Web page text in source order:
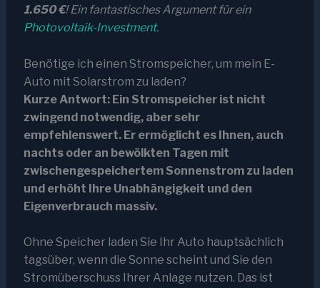
1.650 €! Ein fantastisches Argument für ein
Photovoltaik-Investment.
Benötige ich einen Stromspeicher, um mein E-
Auto mit Solarstrom zu laden?
Kurze Antwort: Ein Stromspeicher ist nicht
zwingend notwendig, aber sehr
empfehlenswert. Er ermöglicht es Ihnen, auch
nachts oder an bewölkten Tagen mit
zwischengespeichertem Sonnenstrom zu laden
und erhöht Ihre Unabhängigkeit und den
Eigenverbrauch massiv.
Ohne Speicher laden Sie Ihr Auto hauptsächlich
tagsüber, wenn die Sonne scheint und Sie den
Stromüberschuss Ihrer Anlage nutzen. Das ist